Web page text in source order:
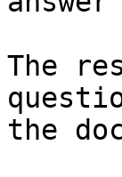
The
the